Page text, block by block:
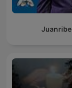
Juanribe